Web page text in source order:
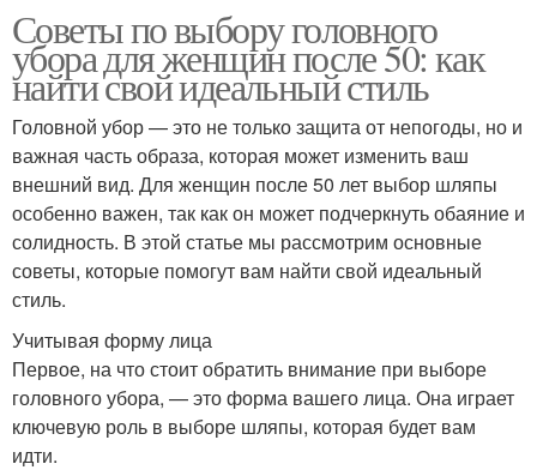
Советы по выбору головного
убора для женщин после 50: как
найти свой идеальный стиль
Головной убор — это не только защита от непогоды, но и
важная часть образа, которая может изменить ваш
внешний вид. Для женщин после 50 лет выбор шляпы
особенно важен, так как он может подчеркнуть обаяние и
солидность. В этой статье мы рассмотрим основные
советы, которые помогут вам найти свой идеальный
стиль.
Учитывая форму лица
Первое, на что стоит обратить внимание при выборе
головного убора, — это форма вашего лица. Она играет
ключевую роль в выборе шляпы, которая будет вам
идти.